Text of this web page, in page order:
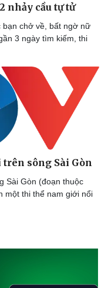
nghệ
nghiệm
đổi số
nhảy cầu tự tử
chở về, bất ngờ nữ
3 ngày tìm kiếm, thi
sông Sài Gòn
Sài Gòn (đoạn thuộc
một thi thể nam giới nổi